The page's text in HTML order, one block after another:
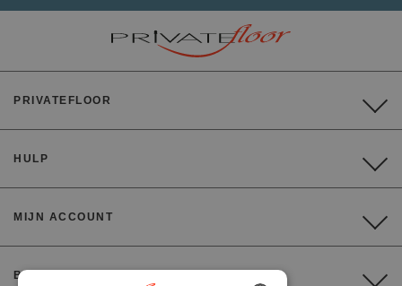
PRIVATEFLOOR
HULP
MIJN ACCOUNT
BETALING